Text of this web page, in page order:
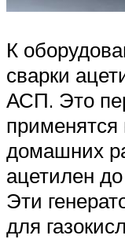
К
сварки
АСП. Это
применятся
домашних
ацетилен
Эти
для